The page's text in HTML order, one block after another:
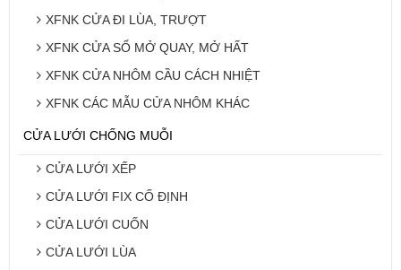
XFNK CỬA ĐI LÙA, TRƯỢT
XFNK CỬA SỔ MỞ QUAY, MỞ HẤT
XFNK CỬA NHÔM CẦU CÁCH NHIỆT
XFNK CÁC MẪU CỬA NHÔM KHÁC
CỬA LƯỚI CHỐNG MUỖI
CỬA LƯỚI XẾP
CỬA LƯỚI FIX CỐ ĐỊNH
CỬA LƯỚI CUỐN
CỬA LƯỚI LÙA